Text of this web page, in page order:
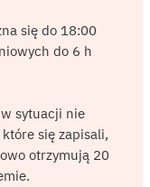
się do 18:00
do 6 h
sytuacji nie
się zapisali,
otrzymują 20